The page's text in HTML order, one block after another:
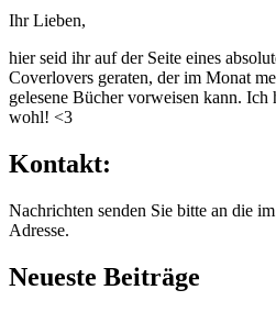
Ihr Lieben,
hier seid ihr auf der Seite eines
Coverlovers geraten, der im Monat
gelesene Bücher vorweisen kann.
wohl! <3
Kontakt:
Nachrichten senden Sie bitte an die
Adresse.
Neueste Beiträge